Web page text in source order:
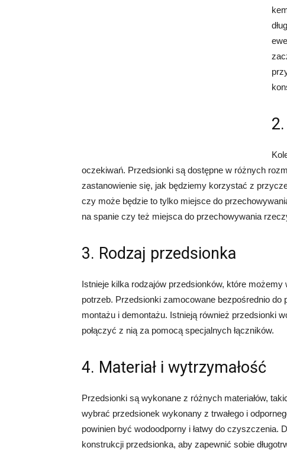
oczekiwań. Przedsionki są dostępne w różnych
zastanowienie się, jak będziemy korzystać z
czy może będzie to tylko miejsce do
na spanie czy też miejsca do przechowywania
3. Rodzaj przedsionka
Istnieje kilka rodzajów przedsionków, które
potrzeb. Przedsionki zamocowane bezpośrednio do
montażu i demontażu. Istnieją również przedsionki
połączyć z nią za pomocą specjalnych łączników.
4. Materiał i wytrzymałość
Przedsionki są wykonane z różnych materiałów,
wybrać przedsionek wykonany z trwałego i
powinien być wodoodporny i łatwy do czyszczenia.
konstrukcji przedsionka, aby zapewnić sobie